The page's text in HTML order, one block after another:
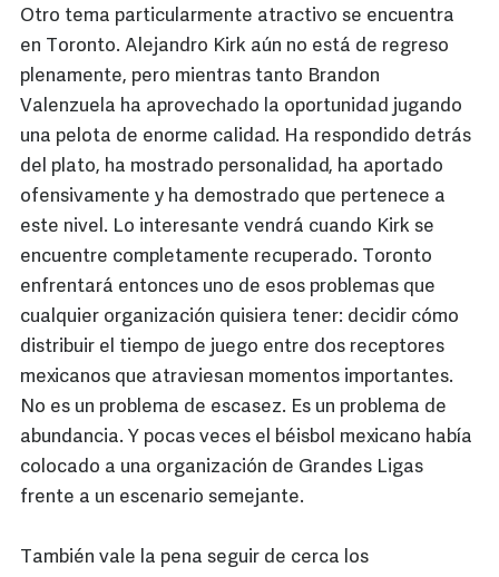
Otro tema particularmente atractivo se encuentra
en Toronto. Alejandro Kirk aún no está de regreso
plenamente, pero mientras tanto Brandon
Valenzuela ha aprovechado la oportunidad jugando
una pelota de enorme calidad. Ha respondido detrás
del plato, ha mostrado personalidad, ha aportado
ofensivamente y ha demostrado que pertenece a
este nivel. Lo interesante vendrá cuando Kirk se
encuentre completamente recuperado. Toronto
enfrentará entonces uno de esos problemas que
cualquier organización quisiera tener: decidir cómo
distribuir el tiempo de juego entre dos receptores
mexicanos que atraviesan momentos importantes.
No es un problema de escasez. Es un problema de
abundancia. Y pocas veces el béisbol mexicano había
colocado a una organización de Grandes Ligas
frente a un escenario semejante.
También vale la pena seguir de cerca los